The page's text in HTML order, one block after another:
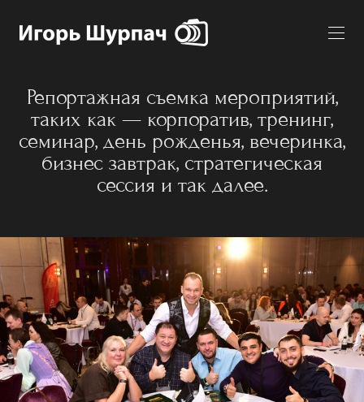
Репортажная съемка мероприятий,
таких как — корпоратив, тренинг,
семинар, день рожденья, вечеринка,
бизнес завтрак, стратегическая
сессия и так далее.